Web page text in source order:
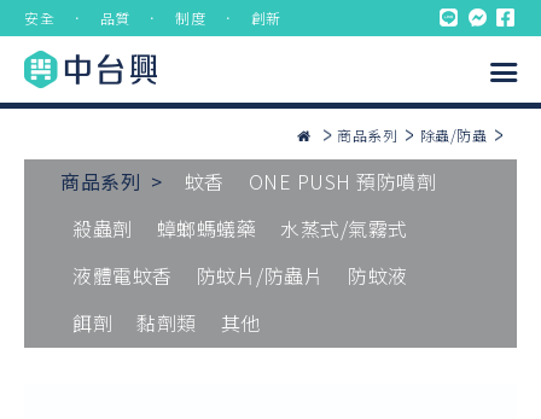
安全 ． 品質 ． 制度 ． 創新
商品系列 除蟲/防蟲
商品系列 > 蚊香
ONE PUSH 預防噴劑
殺蟲劑
蟑螂螞蟻藥
水蒸式/氣霧式
液體電蚊香
防蚊片/防蟲片
防蚊液
餌劑
黏劑類 其他